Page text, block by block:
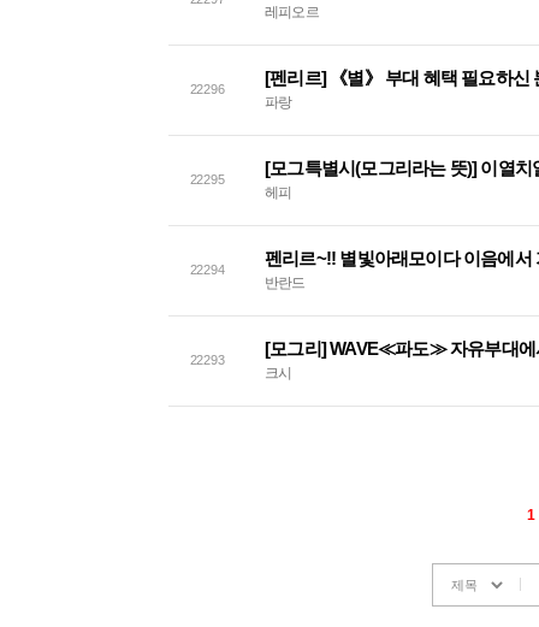
레피오르
22296
[펜리르] 《별》 부대 혜택 필요하신
파랑
22295
헤피
22294
펜리르~!! 별빛아래모이다 이음에서
반란드
22293
[모그리] WAVE≪파도≫ 자유부대에
크시
1